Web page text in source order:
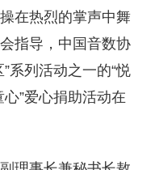
在热烈的掌声中舞
指导，中国音数协
系列活动之一的“悦
”爱心捐助活动在